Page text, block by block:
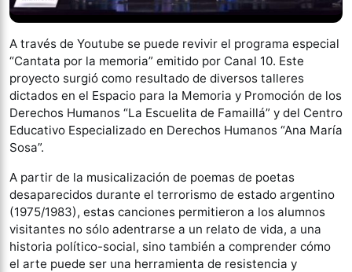
A través de Youtube se puede revivir el programa especial
“Cantata por la memoria” emitido por Canal 10. Este
proyecto surgió como resultado de diversos talleres
dictados en el Espacio para la Memoria y Promoción de los
Derechos Humanos “La Escuelita de Famaillá” y del Centro
Educativo Especializado en Derechos Humanos “Ana María
Sosa”.
A partir de la musicalización de poemas de poetas
desaparecidos durante el terrorismo de estado argentino
(1975/1983), estas canciones permitieron a los alumnos
visitantes no sólo adentrarse a un relato de vida, a una
historia político-social, sino también a comprender cómo
el arte puede ser una herramienta de resistencia y